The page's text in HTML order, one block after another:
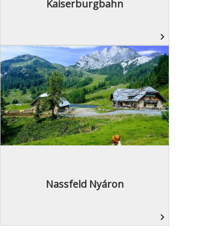
Kaiserburgbahn
navigate_next
Nassfeld Nyáron
navigate_next